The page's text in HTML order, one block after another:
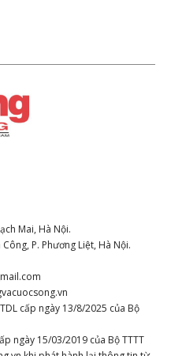
Mai, Hà Nội.
P. Phương Liệt, Hà Nội.
cấp ngày 13/8/2025 của Bộ
ngày 15/03/2019 của Bộ TTTT